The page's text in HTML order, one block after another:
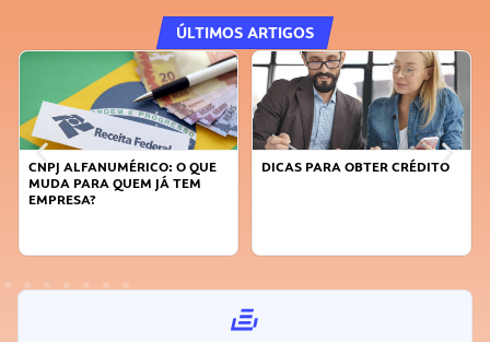
ÚLTIMOS ARTIGOS
CNPJ ALFANUMÉRICO: O QUE
MUDA PARA QUEM JÁ TEM
EMPRESA?
DICAS PARA OBTER CRÉDITO